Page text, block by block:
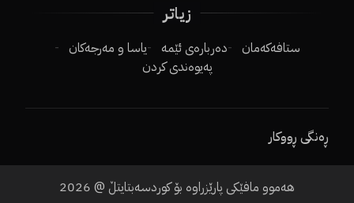
زیاتر
ستافەکەمان دەربارەی ئێمە
یاسا و مەرجەکان
پەیوەندی کردن
ڕەنگی ڕووکار
هەموو مافێکی پارێزراوە بۆ کوردسەبتایتڵ @ 2026